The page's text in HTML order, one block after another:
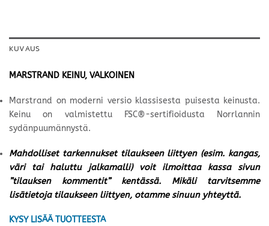
KUVAUS
MARSTRAND KEINU, VALKOINEN
Marstrand on moderni versio klassisesta puisesta keinusta.
Keinu on valmistettu FSC®-sertifioidusta Norrlannin
sydänpuumännystä.
Mahdolliset tarkennukset tilaukseen liittyen (esim. kangas,
väri tai haluttu jalkamalli) voit ilmoittaa kassa sivun
”tilauksen kommentit” kentässä. Mikäli tarvitsemme
lisätietoja tilaukseen liittyen, otamme sinuun yhteyttä.
KYSY LISÄÄ TUOTTEESTA